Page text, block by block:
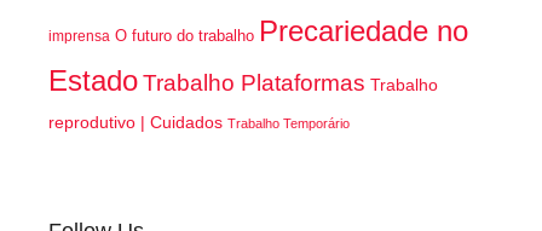
imprensa O futuro do trabalho Precariedade no
EstadoTrabalho Plataformas Trabalho
reprodutivo | Cuidados Trabalho Temporário